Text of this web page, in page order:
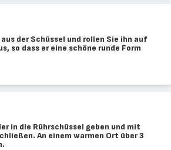
der Schüssel und rollen Sie ihn auf
so dass er eine schöne runde Form
in die Rührschüssel geben und mit
An einem warmen Ort über 3